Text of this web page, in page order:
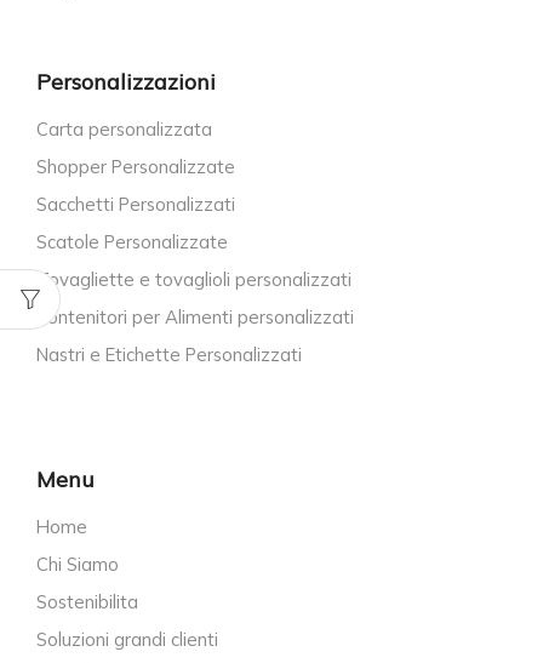
Personalizzazioni
Carta personalizzata
Shopper Personalizzate
Sacchetti Personalizzati
Scatole Personalizzate
Tovagliette e tovaglioli personalizzati
Contenitori per Alimenti personalizzati
Nastri e Etichette Personalizzati
Menu
Home
Chi Siamo
Sostenibilita
Soluzioni grandi clienti